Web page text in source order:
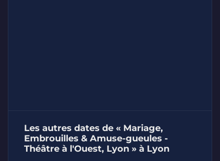
Les autres dates de « Mariage,
Embrouilles & Amuse-gueules -
Théâtre à l'Ouest, Lyon » à Lyon